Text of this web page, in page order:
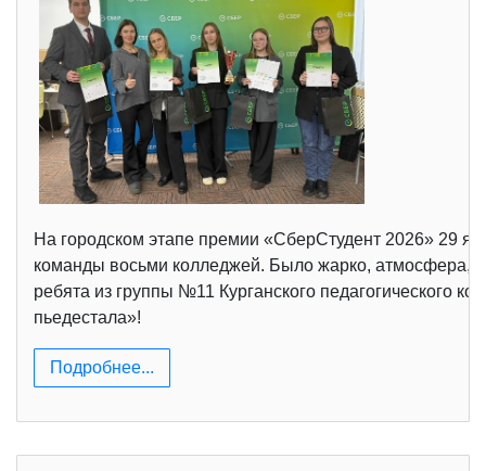
На городском этапе премии «СберСтудент 2026» 29
команды восьми колледжей. Было жарко, атмосфера,
ребята из группы №11 Курганского педагогического
пьедестала»!
Подробнее...